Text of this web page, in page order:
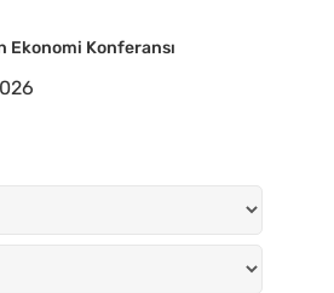
Ekonomi Konferansı